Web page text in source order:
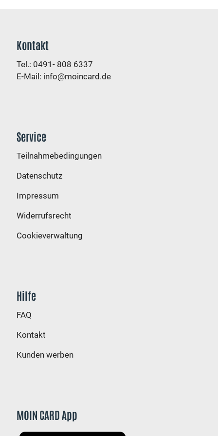
Kontakt
Tel.: 0491- 808 6337
E-Mail: info@moincard.de
Service
Teilnahmebedingungen
Datenschutz
Impressum
Widerrufsrecht
Cookieverwaltung
Hilfe
FAQ
Kontakt
Kunden werben
MOIN CARD App